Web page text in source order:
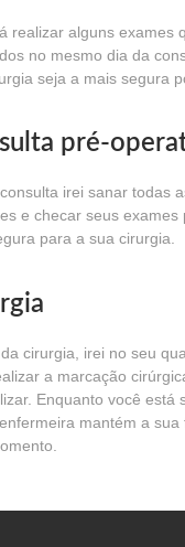
realizar alguns exames
no mesmo dia da
seja a mais segura
pré-
irei sanar todas
e checar seus exames
para a sua cirurgia.
cirurgia, irei no seu
a marcação
Enquanto você está
mantém a